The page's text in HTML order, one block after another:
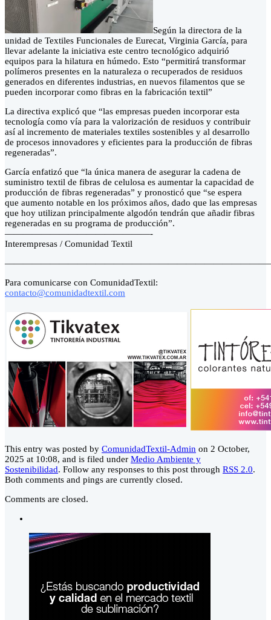
Según la directora de la
unidad de Textiles Funcionales de Eurecat, Virginia García, para
llevar adelante la iniciativa este centro tecnológico adquirió
equipos para la hilatura en húmedo. Esto “permitirá transformar
polímeros presentes en la naturaleza o recuperados de residuos
generados en diferentes industrias, en nuevos filamentos que se
pueden incorporar como fibras en la fabricación textil”
La directiva explicó que “las empresas pueden incorporar esta
tecnología como vía para la valorización de residuos y contribuir
así al incremento de materiales textiles sostenibles y al desarrollo
de procesos innovadores y eficientes para la producción de fibras
regeneradas”.
García enfatizó que “la única manera de asegurar la cadena de
suministro textil de fibras de celulosa es aumentar la capacidad de
producción de fibras regeneradas” y pronosticó que “se espera
que aumento notable en los próximos años, dado que las empresas
que hoy utilizan principalmente algodón tendrán que añadir fibras
regeneradas en su programa de producción”.
————————————————-
Interempresas / Comunidad Textil
Para comunicarse con ComunidadTextil:
contacto@comunidadtextil.com
This entry was posted by ComunidadTextil-Admin on 2 October,
2025 at 10:08, and is filed under Medio Ambiente y
Sostenibilidad. Follow any responses to this post through RSS 2.0.
Both comments and pings are currently closed.
Comments are closed.